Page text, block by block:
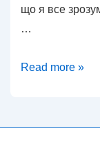
що я все
…
Великий
Read more »